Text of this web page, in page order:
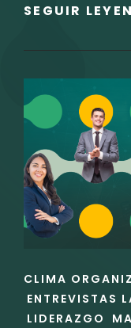
SEGUIR
ENLACES
DE
LAS
CLIMA
ENTREVISTAS
LIDERAZGO